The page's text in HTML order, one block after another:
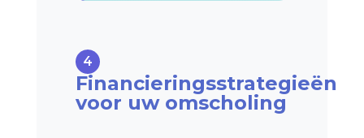
Financieringsstrategieën
voor uw omscholing